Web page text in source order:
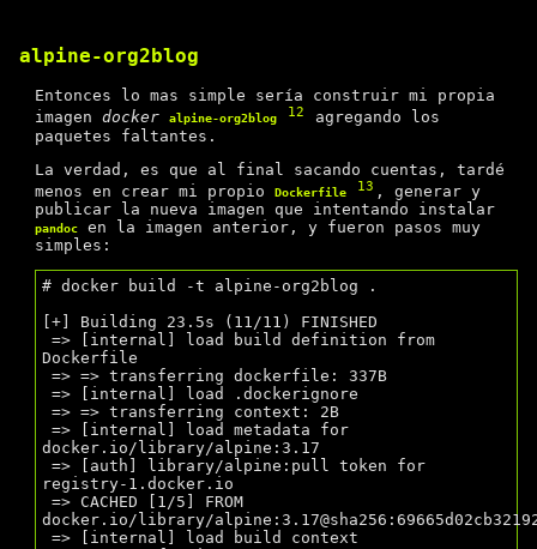
alpine-org2blog
Entonces lo mas simple sería construir mi propia
imagen docker alpine-org2blog 12
agregando los
paquetes faltantes.
La verdad, es que al final sacando cuentas, tardé
menos en crear mi propio
Dockerfile 13 , generar y
publicar la nueva imagen que intentando instalar
pandocen la imagen anterior, y fueron pasos muy
simples:
# docker build -t alpine-org2blog .
[+] Building 23.5s (11/11) FINISHED
=> [internal] load build definition from
Dockerfile
=> => transferring dockerfile: 337B
=> [internal] load .dockerignore
=> => transferring context: 2B
=> [internal] load metadata for
docker.io/library/alpine:3.17
=> [auth] library/alpine:pull token for
registry-1.docker.io
=> CACHED [1/5] FROM
docker.io/library/
=> [internal] load build context